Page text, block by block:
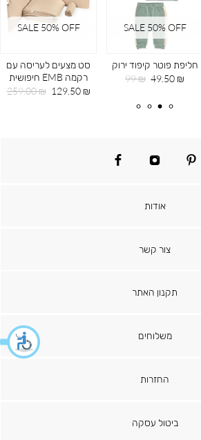
SALE 50% OFF
סט מצעים לעריסה עם
רקמה EMB חיפושית
מחיר
129.50 ₪
מחיר
259.00 ₪
SALE 50% OFF
חליפת פוטר קיפוד ירוק
מחיר
49.50 ₪
מחיר
99 ₪
pinterest
instagram
facebook
אודות
צור קשר
תקנון האתר
משלוחים
החזרות
ביטול עסקה